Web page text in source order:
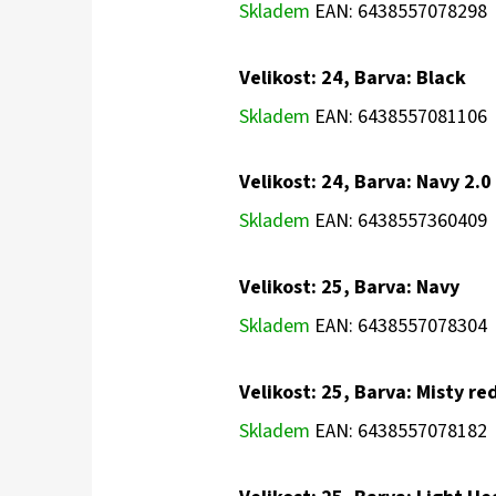
Skladem EAN: 6438557078298
Velikost: 24, Barva: Black
Skladem EAN: 6438557081106
Velikost: 24, Barva: Navy 2.0
Skladem EAN: 6438557360409
Velikost: 25, Barva: Navy
Skladem EAN: 6438557078304
Velikost: 25, Barva: Misty
Skladem EAN: 6438557078182